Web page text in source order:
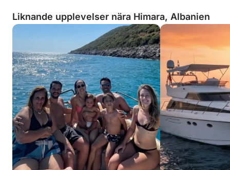
Liknande upplevelser nära Himara, Albanien